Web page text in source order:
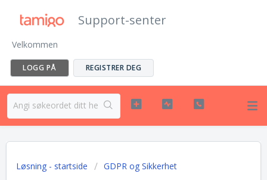
Support-senter
Velkommen
LOGG PÅ REGISTRER DEG
Løsning - startside GDPR og Sikkerhet